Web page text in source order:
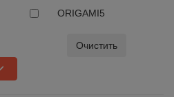
ORIGAMI5
Очистить